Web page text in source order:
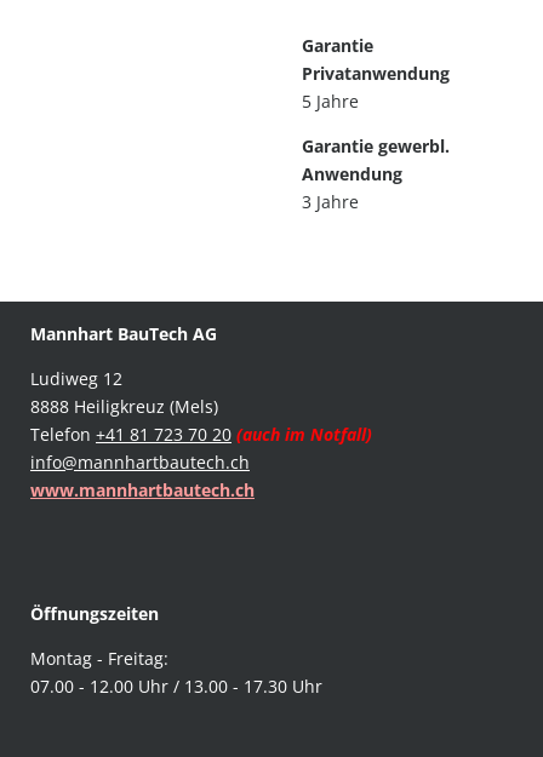
Garantie
Privatanwendung
5 Jahre
Garantie gewerbl.
Anwendung
3 Jahre
Mannhart BauTech AG
Ludiweg 12
8888 Heiligkreuz (Mels)
Telefon +41 81 723 70 20 (auch im Notfall)
info@mannhartbautech.ch
www.mannhartbautech.ch
Öffnungszeiten
Montag - Freitag:
07.00 - 12.00 Uhr / 13.00 - 17.30 Uhr